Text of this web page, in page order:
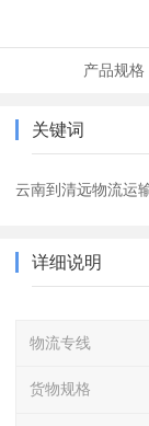
产品规格
关键词
云南到清远物流运
详细说明
物流专线
货物规格